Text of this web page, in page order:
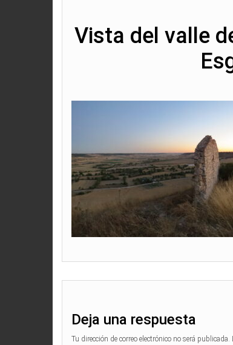
Vista del valle
Deja una respuesta
Tu dirección de correo electrónico no será publicada.